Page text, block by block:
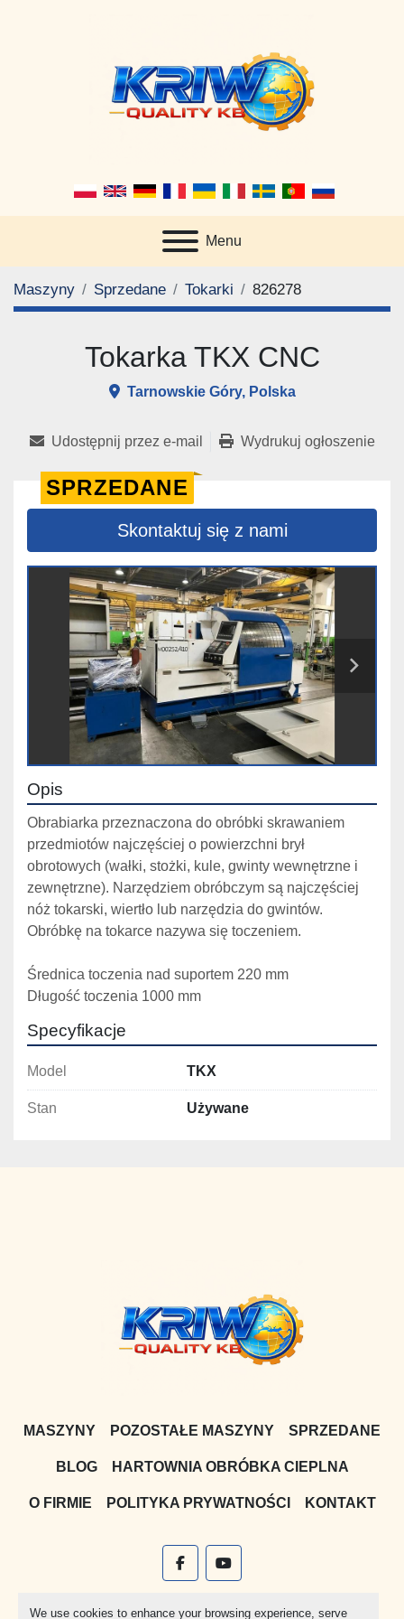
We use cookies to enhance your browsing experience, serve
Menu
Maszyny Sprzedane Tokarki 826278
Tokarka TKX CNC
Tarnowskie Góry, Polska
Udostępnij przez e-mail Wydrukuj ogłoszenie
SPRZEDANE
Skontaktuj się z nami
Opis
Obrabiarka przeznaczona do obróbki skrawaniem
przedmiotów najczęściej o powierzchni brył
obrotowych (wałki, stożki, kule, gwinty wewnętrzne i
zewnętrzne). Narzędziem obróbczym są najczęściej
nóż tokarski, wiertło lub narzędzia do gwintów.
Obróbkę na tokarce nazywa się toczeniem.
Średnica toczenia nad suportem 220 mm
Długość toczenia 1000 mm
Specyfikacje
Model TKX
Stan Używane
MASZYNY POZOSTAŁE MASZYNY SPRZEDANE
BLOG HARTOWNIA OBRÓBKA CIEPLNA
O FIRMIE POLITYKA PRYWATNOŚCI KONTAKT
facebookyoutube
Witryna Machinio System stworzona przez